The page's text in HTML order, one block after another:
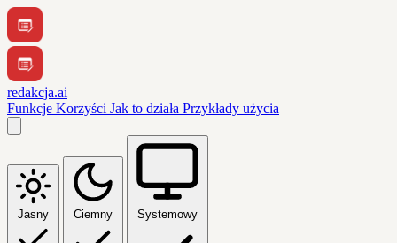
redakcja.ai
Funkcje Korzyści Jak to działa Przykłady użycia
Jasny Ciemny Systemowy